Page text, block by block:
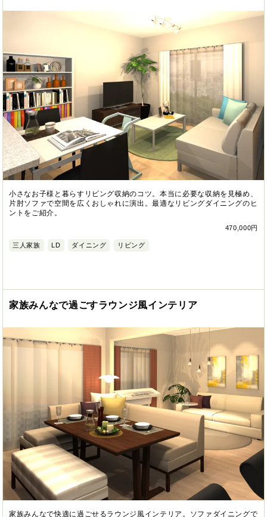
小さなお子様と暮らすリビング収納のコツ。本当に必要な収納を見極め、
片肘ソファで空間を広くおしゃれに演出。最適なリビングダイニングのヒ
ントをご紹介。
470,000円
三人家族 LD ダイニング リビング
家族みんなで過ごすラウンジ風インテリア
家族みんなで快適に過ごせるラウンジ風インテリア。ソファダイニングで